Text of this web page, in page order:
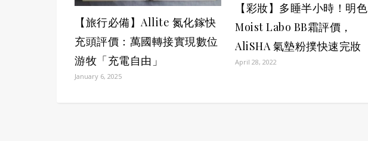
【旅行必備】Allite 氮化鎵快
充頭評價：萬國轉接實現數位
游牧「充電自由」
January 6, 2025
【彩妝】多睡半小時！明色
Moist Labo BB霜評價，
AliSHA 氣墊粉撲快速完妝
April 28, 2022